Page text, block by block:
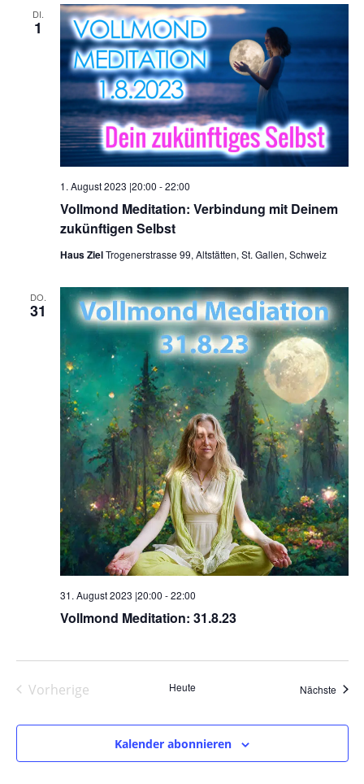
DI.
1
Vollmond Meditation: Verbindung mit Deinem
zukünftigen Selbst
1. August 2023 |20:00 -22:00
Haus ZielTrogenerstrasse 99, Altstätten, St. Gallen, Schweiz
DO.
31
Vollmond Meditation: 31.8.23
31. August 2023 |20:00 -22:00
Vorherige
Heute Nächste
Kalender abonnieren